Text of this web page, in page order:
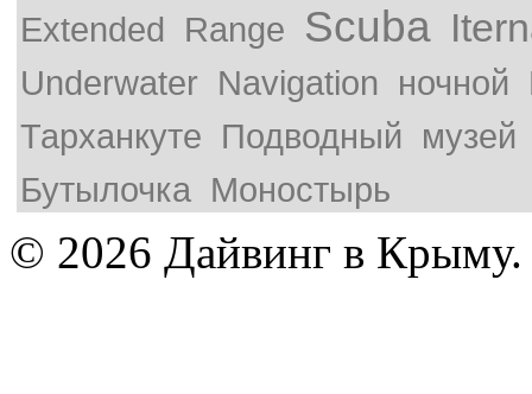
Extended
Range Scuba
Underwater Navigation ночной
Тарханкуте Подводный
музей
Бутылочка
Моностырь
© 2026 Дайвинг в